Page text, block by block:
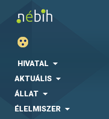
HIVATAL
AKTUÁLIS
ÁLLAT
ÉLELMISZER